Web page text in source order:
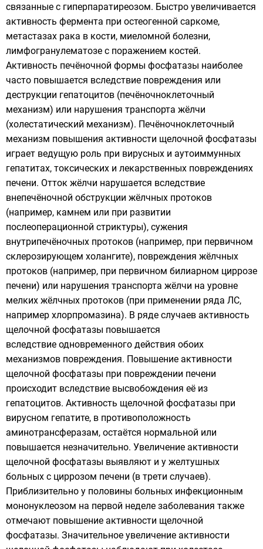
связанные с гиперпаратиреозом. Быстро увеличивается
активность фермента при остеогенной саркоме,
метастазах рака в кости, миеломной болезни,
лимфогранулематозе с поражением костей.
Активность печёночной формы фосфатазы наиболее
часто повышается вследствие повреждения или
деструкции гепатоцитов (печёночноклеточный
механизм) или нарушения транспорта жёлчи
(холестатический механизм). Печёночноклеточный
механизм повышения активности щелочной фосфатазы
играет ведущую роль при вирусных и аутоиммунных
гепатитах, токсических и лекарственных повреждениях
печени. Отток жёлчи нарушается вследствие
внепечёночной обструкции жёлчных протоков
(например, камнем или при развитии
послеоперационной стриктуры), сужения
внутрипечёночных протоков (например, при первичном
склерозирующем холангите), повреждения жёлчных
протоков (например, при первичном билиарном циррозе
печени) или нарушения транспорта жёлчи на уровне
мелких жёлчных протоков (при применении ряда ЛС,
например хлорпромазина). В ряде случаев активность
щелочной фосфатазы повышается
вследствие одновременного действия обоих
механизмов повреждения. Повышение активности
щелочной фосфатазы при повреждении печени
происходит вследствие высвобождения её из
гепатоцитов. Активность щелочной фосфатазы при
вирусном гепатите, в противоположность
аминотрансферазам, остаётся нормальной или
повышается незначительно. Увеличение активности
щелочной фосфатазы выявляют и у желтушных
больных с циррозом печени (в трети случаев).
Приблизительно у половины больных инфекционным
мононуклеозом на первой неделе заболевания также
отмечают повышение активности щелочной
фосфатазы. Значительное увеличение активности